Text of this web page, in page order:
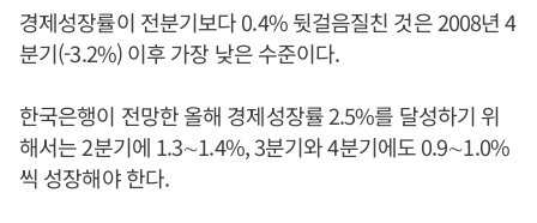
경제성장률이 전분기보다 0.4% 뒷걸음질친 것은 2008년 4
분기(-3.2%) 이후 가장 낮은 수준이다.
한국은행이 전망한 올해 경제성장률 2.5%를 달성하기 위
해서는 2분기에 1.3∼1.4%, 3분기와 4분기에도 0.9∼1.0%
씩 성장해야 한다.